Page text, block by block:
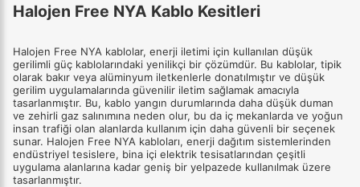
Halojen Free NYA Kablo Kesitleri
Halojen Free NYA kablolar, enerji iletimi için kullanılan düşük
gerilimli güç kablolarındaki yenilikçi bir çözümdür. Bu kablolar, tipik
olarak bakır veya alüminyum iletkenlerle donatılmıştır ve düşük
gerilim uygulamalarında güvenilir iletim sağlamak amacıyla
tasarlanmıştır. Bu, kablo yangın durumlarında daha düşük duman
ve zehirli gaz salınımına neden olur, bu da iç mekanlarda ve yoğun
insan trafiği olan alanlarda kullanım için daha güvenli bir seçenek
sunar. Halojen Free NYA kabloları, enerji dağıtım sistemlerinden
endüstriyel tesislere, bina içi elektrik tesisatlarından çeşitli
uygulama alanlarına kadar geniş bir yelpazede kullanılmak üzere
tasarlanmıştır.